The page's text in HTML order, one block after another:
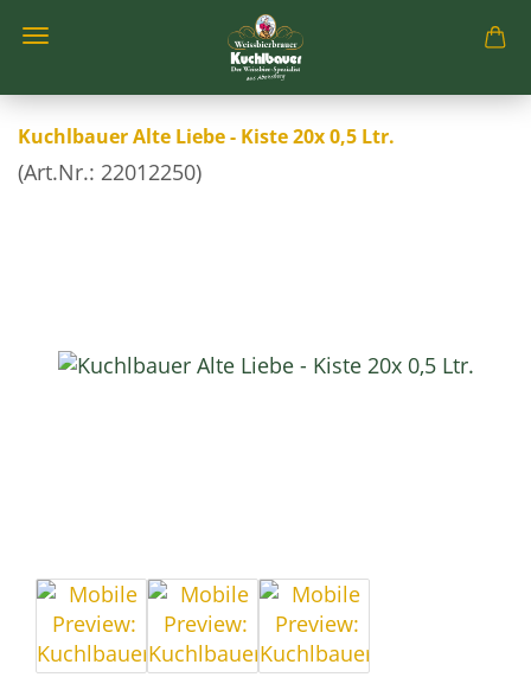
Kuchlbauer Alte Liebe - Kiste 20x 0,5 Ltr.
(Art.Nr.: 22012250)